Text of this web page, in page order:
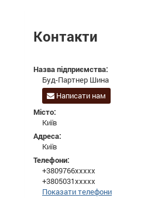
Контакти
Назва підприємства:
Буд-Партнер Шина
Написати нам
Місто:
Київ
Адреса:
Київ
Телефони:
+3809766xxxxx
+3805031xxxxx
Показати телефони